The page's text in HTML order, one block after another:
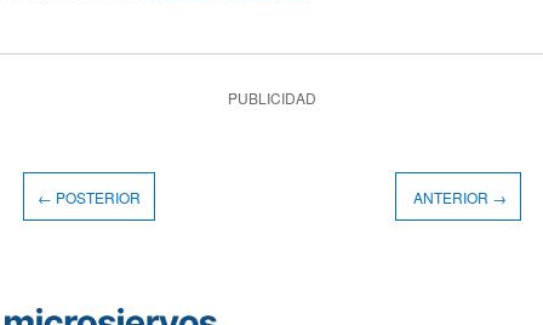
PUBLICIDAD
← POSTERIOR ANTERIOR →